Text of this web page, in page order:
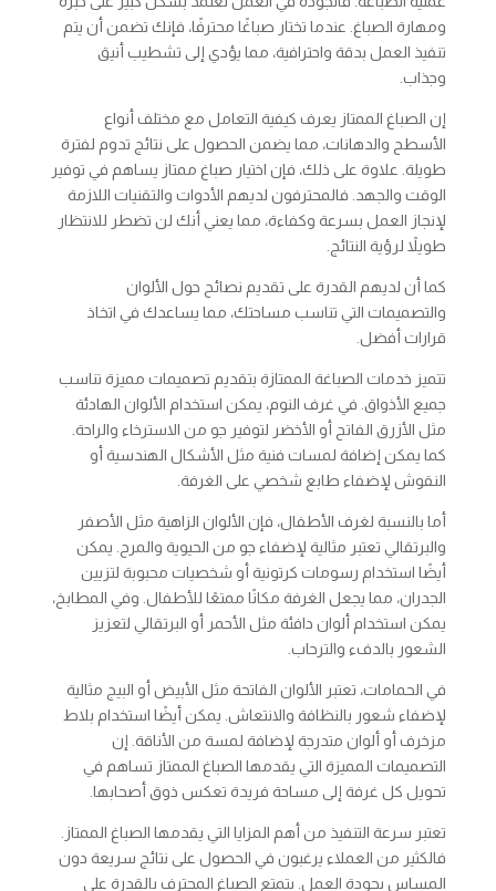
ومهارة الصباغ. عندما تختار صباغًا محترفًا، فإنك تضمن أن يتم
تنفيذ العمل بدقة واحترافية، مما يؤدي إلى تشطيب أنيق
وجذاب.
إن الصباغ الممتاز يعرف كيفية التعامل مع مختلف أنواع
الأسطح والدهانات، مما يضمن الحصول على نتائج تدوم لفترة
طويلة. علاوة على ذلك، فإن اختيار صباغ ممتاز يساهم في توفير
الوقت والجهد. فالمحترفون لديهم الأدوات والتقنيات اللازمة
لإنجاز العمل بسرعة وكفاءة، مما يعني أنك لن تضطر للانتظار
طويلاً لرؤية النتائج.
كما أن لديهم القدرة على تقديم نصائح حول الألوان
والتصميمات التي تناسب مساحتك، مما يساعدك في اتخاذ
قرارات أفضل.
تتميز خدمات الصباغة الممتازة بتقديم تصميمات مميزة تناسب
جميع الأذواق. في غرف النوم، يمكن استخدام الألوان الهادئة
مثل الأزرق الفاتح أو الأخضر لتوفير جو من الاسترخاء والراحة.
كما يمكن إضافة لمسات فنية مثل الأشكال الهندسية أو
النقوش لإضفاء طابع شخصي على الغرفة.
أما بالنسبة لغرف الأطفال، فإن الألوان الزاهية مثل الأصفر
والبرتقالي تعتبر مثالية لإضفاء جو من الحيوية والمرح. يمكن
أيضًا استخدام رسومات كرتونية أو شخصيات محبوبة لتزيين
الجدران، مما يجعل الغرفة مكانًا ممتعًا للأطفال. وفي المطابخ،
يمكن استخدام ألوان دافئة مثل الأحمر أو البرتقالي لتعزيز
الشعور بالدفء والترحاب.
في الحمامات، تعتبر الألوان الفاتحة مثل الأبيض أو البيج مثالية
لإضفاء شعور بالنظافة والانتعاش. يمكن أيضًا استخدام بلاط
مزخرف أو ألوان متدرجة لإضافة لمسة من الأناقة. إن
التصميمات المميزة التي يقدمها الصباغ الممتاز تساهم في
تحويل كل غرفة إلى مساحة فريدة تعكس ذوق أصحابها.
تعتبر سرعة التنفيذ من أهم المزايا التي يقدمها الصباغ الممتاز.
فالكثير من العملاء يرغبون في الحصول على نتائج سريعة دون
المساس بجودة العمل. يتمتع الصباغ المحترف بالقدرة على